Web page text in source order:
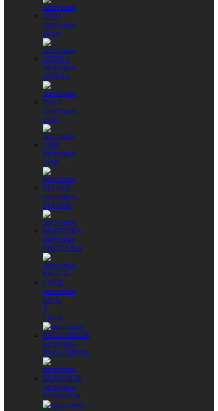
заготовки
DOM
заготовки
GERDA
заготовки
ISEO
заготовки
LOB
заготовки
MAUER
заготовки
MOTTURA
заготовки
MUL-
T-
LOCK
заготовки
PALLADIUM
заготовки
PANDOOR